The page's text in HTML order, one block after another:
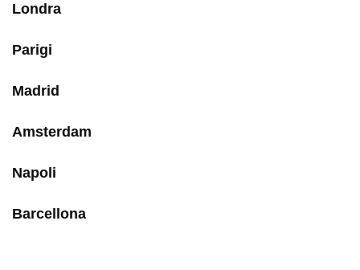
Londra
Parigi
Madrid
Amsterdam
Napoli
Barcellona